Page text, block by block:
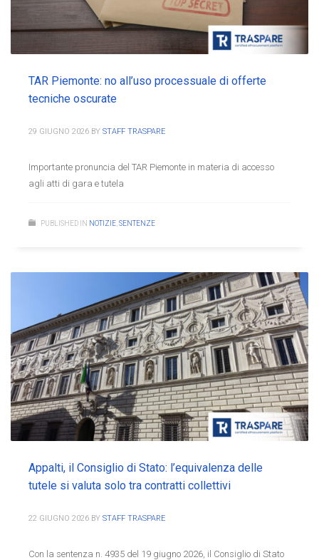
TAR Piemonte: no all’uso processuale di offerte
tecniche oscurate
29 GIUGNO 2026 BY STAFF TRASPARE
Importante pronuncia del TAR Piemonte in materia di accesso
agli atti di gara e tutela
PUBLISHED IN NOTIZIE SENTENZE
Appalti, il Consiglio di Stato: l’equivalenza delle
tutele si valuta solo tra contratti collettivi
22 GIUGNO 2026 BY STAFF TRASPARE
Con la sentenza n. 4935 del 19 giugno 2026, il Consiglio di Stato